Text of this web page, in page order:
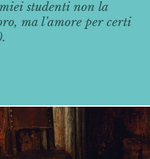
studenti non la
ma l’amore per certi